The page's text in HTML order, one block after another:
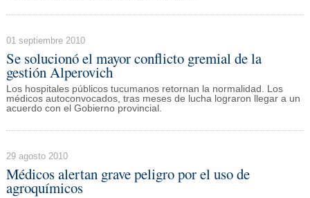
01 septiembre 2010
Se solucionó el mayor conflicto gremial de la
gestión Alperovich
Los hospitales públicos tucumanos retornan la normalidad. Los
médicos autoconvocados, tras meses de lucha lograron llegar a un
acuerdo con el Gobierno provincial.
29 agosto 2010
Médicos alertan grave peligro por el uso de
agroquímicos